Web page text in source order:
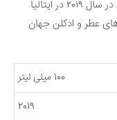
عطر ادکلن زرجف اربا پورا - Xerjoff Erba Pura در سال ۲۰۱۹ در ایتالیا
عطر و ادکلن جهان
100 میلی لیتر
2019